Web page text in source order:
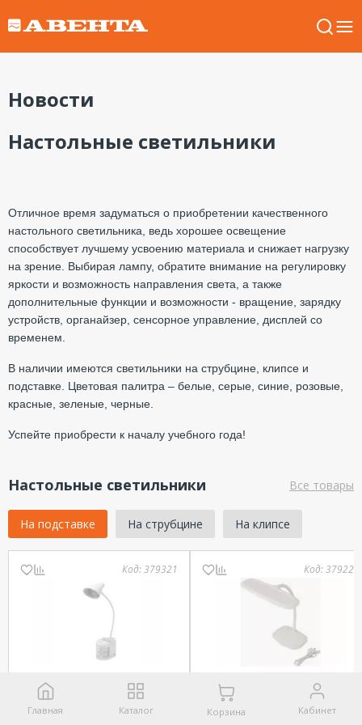
Новости
Настольные светильники
Отличное время задуматься о приобретении качественного
настольного светильника, ведь хорошее освещение
способствует лучшему усвоению материала и снижает нагрузку
на зрение. Выбирая лампу, обратите внимание на регулировку
яркости и возможность направления света, а также
дополнительные функции и возможности - вращение, зарядку
устройств, органайзер, сенсорное управление, дисплей со
временем.
В наличии имеются светильники на струбцине, клипсе и
подставке. Цветовая палитра – белые, серые, синие, розовые,
красные, зеленые, черные.
Успейте приобрести к началу учебного года!
Настольные светильники Все товары
На подставке На струбцине На клипсе
Код:379321
Светильник
настольный
светодиодный
Код:379221
Светильник
настольный Baoli USB-
зарядка устройств
Главная Каталог Корзина Кабинет